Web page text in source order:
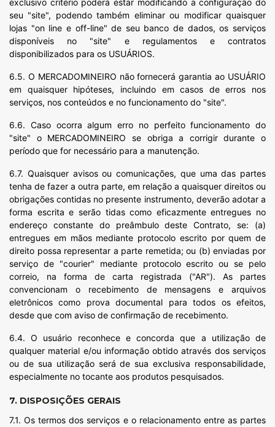
exclusivo critério poderá estar modificando a configuração do
seu "site", podendo também eliminar ou modificar quaisquer
lojas "on line e off-line" de seu banco de dados, os serviços
disponíveis no "site" e regulamentos e contratos
disponibilizados para os USUÁRIOS.
6.5. O MERCADOMINEIRO não fornecerá garantia ao USUÁRIO
em quaisquer hipóteses, incluindo em casos de erros nos
serviços, nos conteúdos e no funcionamento do "site".
6.6. Caso ocorra algum erro no perfeito funcionamento do
"site" o MERCADOMINEIRO se obriga a corrigir durante o
período que for necessário para a manutenção.
6.7. Quaisquer avisos ou comunicações, que uma das partes
tenha de fazer a outra parte, em relação a quaisquer direitos ou
obrigações contidas no presente instrumento, deverão adotar a
forma escrita e serão tidas como eficazmente entregues no
endereço constante do preâmbulo deste Contrato, se: (a)
entregues em mãos mediante protocolo escrito por quem de
direito possa representar a parte remetida; ou (b) enviadas por
serviço de "courier" mediante protocolo escrito ou se pelo
correio, na forma de carta registrada ("AR"). As partes
convencionam o recebimento de mensagens e arquivos
eletrônicos como prova documental para todos os efeitos,
desde que com aviso de confirmação de recebimento.
6.4. O usuário reconhece e concorda que a utilização de
qualquer material e/ou informação obtido através dos serviços
ou de sua utilização será de sua exclusiva responsabilidade,
especialmente no tocante aos produtos pesquisados.
7. DISPOSIÇÕES GERAIS
7.1. Os termos dos serviços e o relacionamento entre as partes